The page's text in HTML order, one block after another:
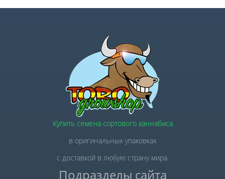
Купить семена сортового каннабиса
в оригинальных упаковках
с доставкой в любую страну мира.
Подразделы сайта